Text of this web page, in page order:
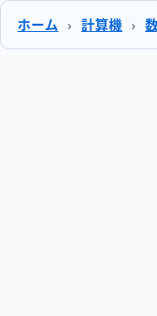
ホーム › 計算機 ›